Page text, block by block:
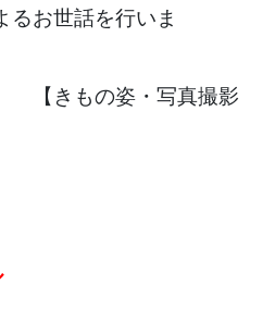
るお世話を行いま
・写真撮影